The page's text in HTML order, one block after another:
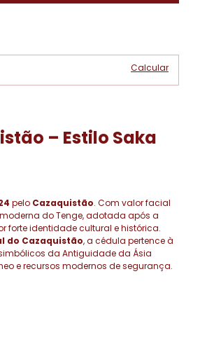
Calcular
– Estilo Saka
pelo Cazaquistão. Com valor facial
do Tenge, adotada após a
forte identidade cultural e histórica.
do Cazaquistão, a cédula pertence à
da Antiguidade da Ásia
e recursos modernos de segurança.